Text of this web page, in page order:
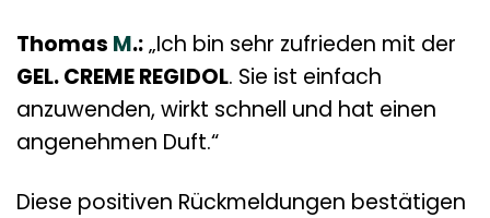
Thomas M.:„Ich bin sehr zufrieden mit der
GEL. CREME REGIDOL. Sie ist einfach
anzuwenden, wirkt schnell und hat einen
angenehmen Duft.“
Diese positiven Rückmeldungen bestätigen